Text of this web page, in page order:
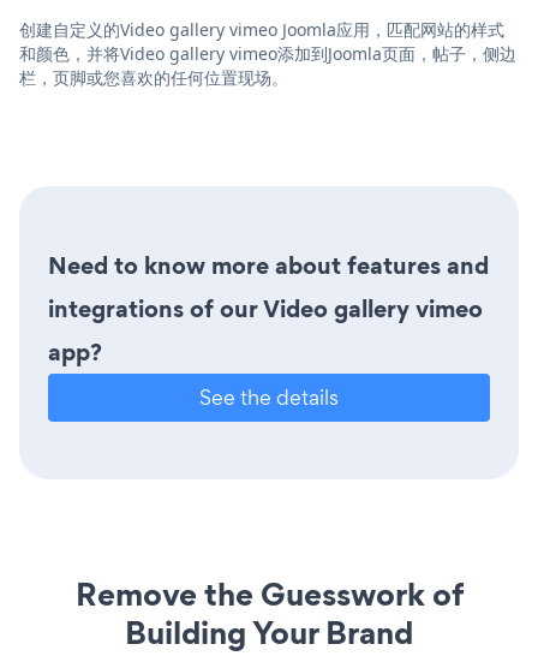
创建自定义的Video gallery vimeo Joomla应用，匹配网站的样式
和颜色，并将Video gallery vimeo添加到Joomla页面，帖子，侧边
栏，页脚或您喜欢的任何位置现场。
Need to know more about features and
integrations of our Video gallery vimeo
app?
See the details
Remove the Guesswork of
Building Your Brand